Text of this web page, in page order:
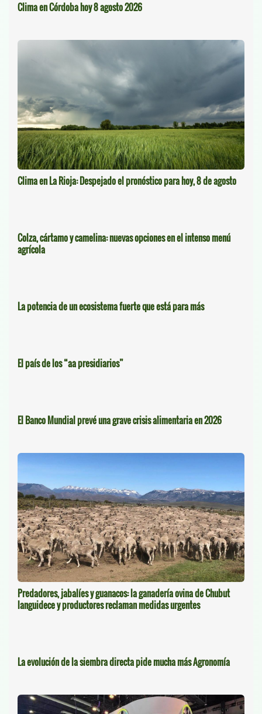
Clima en Córdoba hoy 8 agosto 2026
Clima en La Rioja: Despejado el pronóstico para hoy, 8 de agosto
Colza, cártamo y camelina: nuevas opciones en el intenso menú
agrícola
La potencia de un ecosistema fuerte que está para más
El país de los “aa presidiarios”
El Banco Mundial prevé una grave crisis alimentaria en 2026
Predadores, jabalíes y guanacos: la ganadería ovina de Chubut
languidece y productores reclaman medidas urgentes
La evolución de la siembra directa pide mucha más Agronomía